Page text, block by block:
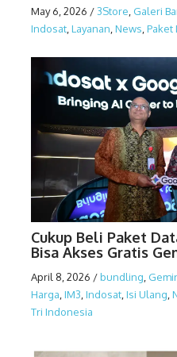
May 6, 2026 /3Store Galeri
Indosat Layanan News Paket
Cukup Beli Paket
Bisa Akses Gratis
April 8, 2026 /bundling,
Harga,IM3,Indosat,Isi Ulang,
Tri Indonesia